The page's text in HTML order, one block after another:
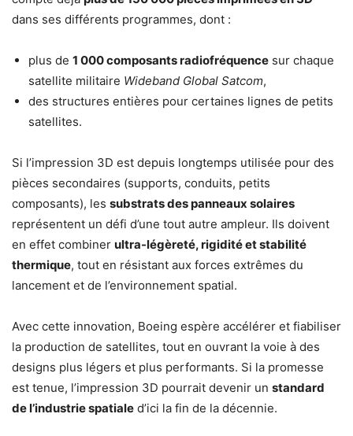
dans ses différents programmes, dont :
plus de 1 000 composants radiofréquence sur chaque
satellite militaire Wideband Global Satcom,
des structures entières pour certaines lignes de petits
satellites.
Si l’impression 3D est depuis longtemps utilisée pour des
pièces secondaires (supports, conduits, petits
composants), les substrats des panneaux solaires
représentent un défi d’une tout autre ampleur. Ils doivent
en effet combiner ultra-légèreté, rigidité et stabilité
thermique, tout en résistant aux forces extrêmes du
lancement et de l’environnement spatial.
Avec cette innovation, Boeing espère accélérer et fiabiliser
la production de satellites, tout en ouvrant la voie à des
designs plus légers et plus performants. Si la promesse
est tenue, l’impression 3D pourrait devenir un standard
de l’industrie spatiale d’ici la fin de la décennie.